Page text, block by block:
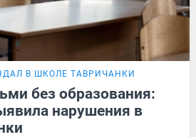
В ШКОЛЕ ТАВРИЧАНКИ
без образования:
нарушения в